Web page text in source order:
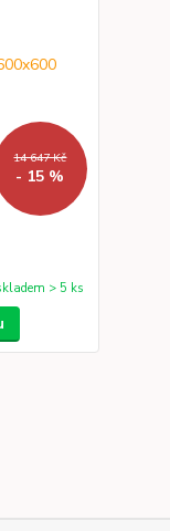
14 647 Kč
- 15 %
> 5 ks